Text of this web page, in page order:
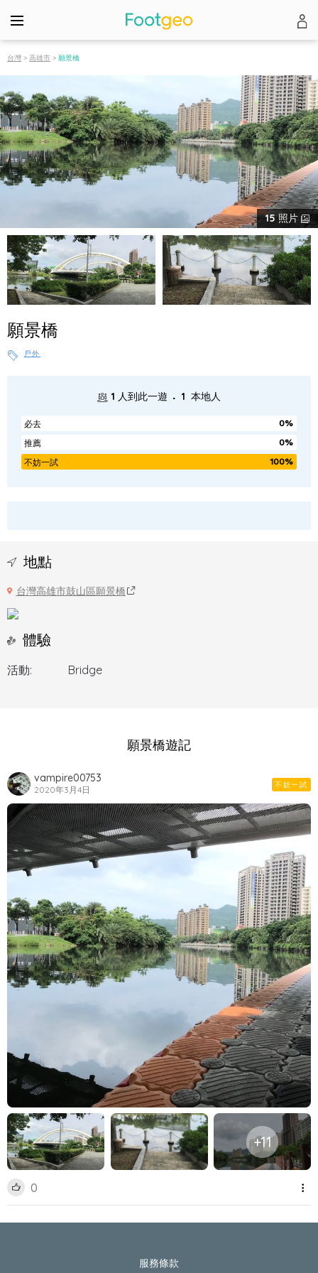
台灣 > 高雄市 > 願景橋
15照片
願景橋
戶外
1 人到此一遊 . 1 本地人
必去
0%
推薦
0%
不妨一試
100%
地點
台灣高雄市鼓山區願景橋
體驗
活動: Bridge
願景橋遊記
vampire00753
2020年3月4日 不妨一試
+11
0
服務條款